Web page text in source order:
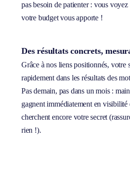
pas besoin de patienter : vous
votre budget vous apporte !
Des résultats concrets,
Grâce à nos liens positionnés, votre
rapidement dans les résultats des
Pas demain, pas dans un mois :
gagnent immédiatement en visibilité
cherchent encore votre secret
rien !).